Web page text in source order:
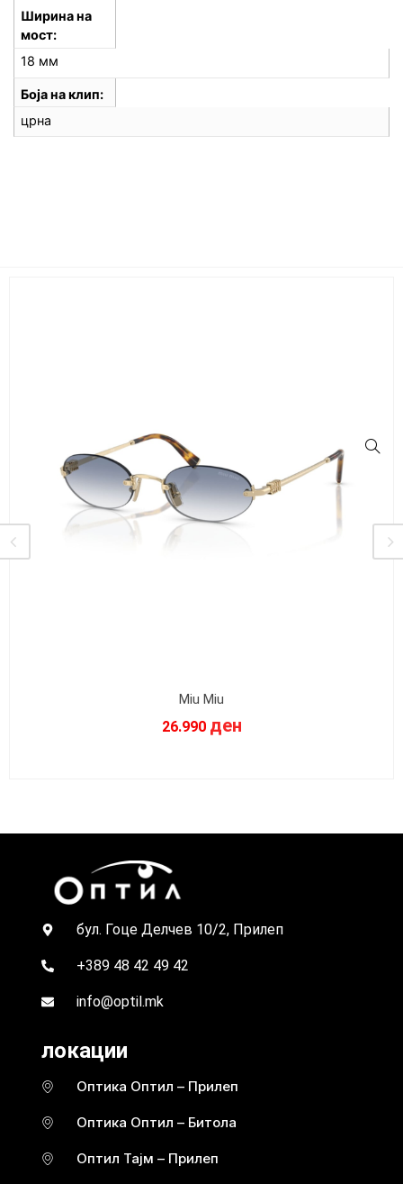
Ширина на
мост
18 мм
Боја на клип
црна
Miu Miu
26.990 ден
бул. Гоце Делчев 10/2, Прилеп
+389 48 42 49 42
info@optil.mk
локации
Оптика Оптил – Прилеп
Оптика Оптил – Битола
Оптил Тајм – Прилеп